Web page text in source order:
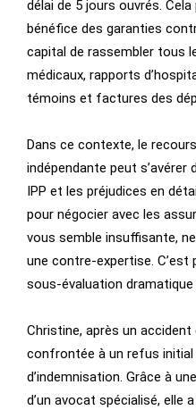
délai de 5 jours ouvrés.
bénéfice des garanties
capital de rassembler tous
médicaux, rapports
témoins et factures des
Dans ce contexte, le
indépendante peut s’avérer
IPP et les préjudices en
pour négocier avec les
vous semble insuffisante,
une contre-expertise.
sous-évaluation dramatique
Christine, après un
confrontée à un refus initial
d’indemnisation. Grâce à
d’un avocat spécialisé, elle